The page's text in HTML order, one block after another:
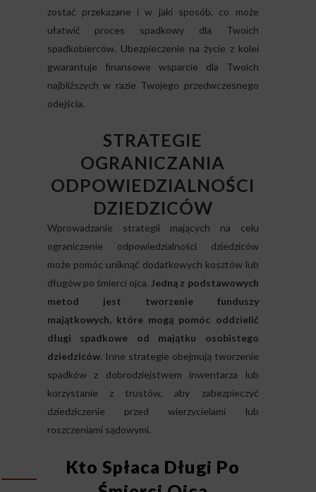
zostać przekazane i w jaki sposób, co może
ułatwić proces spadkowy dla Twoich
spadkobierców. Ubezpieczenie na życie z kolei
gwarantuje finansowe wsparcie dla Twoich
najbliższych w razie Twojego przedwczesnego
odejścia.
STRATEGIE
OGRANICZANIA
ODPOWIEDZIALNOŚCI
DZIEDZICÓW
Wprowadzanie strategii mających na celu
ograniczenie odpowiedzialności dziedziców
może pomóc uniknąć dodatkowych kosztów lub
długów po śmierci ojca. Jedną z podstawowych
metod jest tworzenie funduszy
majątkowych, które mogą pomóc oddzielić
długi spadkowe od majątku osobistego
dziedziców. Inne strategie obejmują tworzenie
spadków z dobrodziejstwem inwentarza lub
korzystanie z trustów, aby zabezpieczyć
dziedziczenie przed wierzycielami lub
roszczeniami sądowymi.
Kto Spłaca Długi Po